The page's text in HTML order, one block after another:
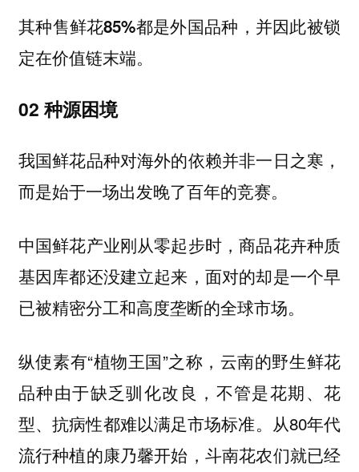
其种售鲜花85%都是外国品种，并因此被锁
定在价值链末端。
02 种源困境
我国鲜花品种对海外的依赖并非一日之寒，
而是始于一场出发晚了百年的竞赛。
中国鲜花产业刚从零起步时，商品花卉种质
基因库都还没建立起来，面对的却是一个早
已被精密分工和高度垄断的全球市场。
纵使素有“植物王国”之称，云南的野生鲜花
品种由于缺乏驯化改良，不管是花期、花
型、抗病性都难以满足市场标准。从80年代
流行种植的康乃馨开始，斗南花农们就已经